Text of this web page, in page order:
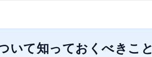
いて知っておくべきこと